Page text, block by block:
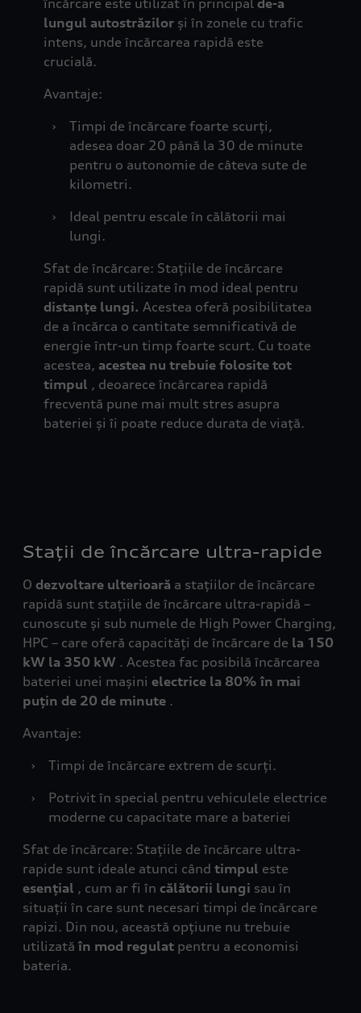
încărcare este utilizat în principal de-a
lungul autostrăzilorși în zonele cu trafic
intens, unde încărcarea rapidă este
crucială.
Avantaje:
›
Timpi de încărcare foarte scurți,
adesea doar 20 până la 30 de minute
pentru o autonomie de câteva sute de
kilometri.
›
Ideal pentru escale în călătorii mai
lungi.
Sfat de încărcare: Stațiile de încărcare
rapidă sunt utilizate în mod ideal pentru
distanțe lungi. Acestea oferă posibilitatea
de a încărca o cantitate semnificativă de
energie într-un timp foarte scurt. Cu toate
acestea, acestea nu trebuie folosite tot
timpul , deoarece încărcarea rapidă
frecventă pune mai mult stres asupra
bateriei și îi poate reduce durata de viață.
Stații de încărcare ultra-rapide
O dezvoltare ulterioară a stațiilor de încărcare
rapidă sunt stațiile de încărcare ultra-rapidă –
cunoscute și sub numele de High Power Charging,
HPC – care oferă capacități de încărcare de la 150
kW la 350 kW . Acestea fac posibilă încărcarea
bateriei unei mașini electrice la 80% în mai
puțin de 20 de minute .
Avantaje:
›
Timpi de încărcare extrem de scurți.
›
Potrivit în special pentru vehiculele electrice
moderne cu capacitate mare a bateriei
Sfat de încărcare: Stațiile de încărcare ultra-
rapide sunt ideale atunci când timpul este
esențial , cum ar fi în călătorii lungi sau în
situații în care sunt necesari timpi de încărcare
rapizi. Din nou, această opțiune nu trebuie
utilizată în mod regulat pentru a economisi
bateria.